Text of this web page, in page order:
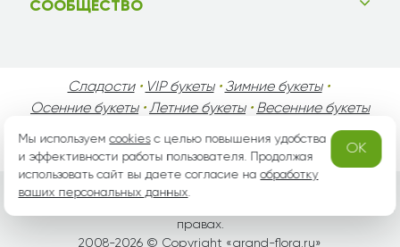
СООБЩЕСТВО
Сладости• VIP букеты• Зимние букеты•
Осенние букеты•Летние букеты• Весенние букеты
•
День Мужчин•Праздники!
правах.
2008-2026 © Copyright «grand-flora.ru»
Мы используемcookiesс целью повышения удобства
и эффективности работы пользователя. Продолжая
использовать сайт вы даете согласие наобработку
ваших персональных данных.
OK